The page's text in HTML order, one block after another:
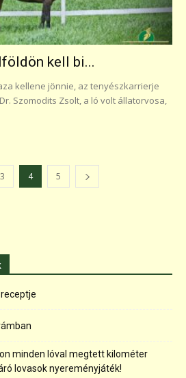
kell bi...
kellene jönnie, az tenyészkarrierje
Szomodits Zsolt, a ló volt állatorvosa,
3 4 5
minden lóval megtett kilométer
lovasok nyereményjáték!